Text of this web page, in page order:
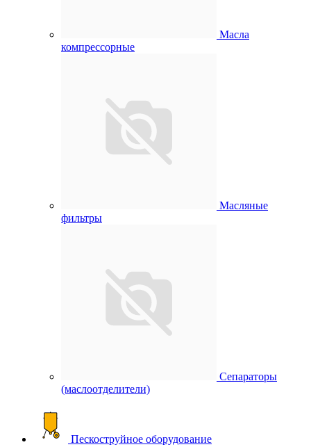
Масла
компрессорные
Масляные
фильтры
Сепараторы
(маслоотделители)
Пескоструйное оборудование